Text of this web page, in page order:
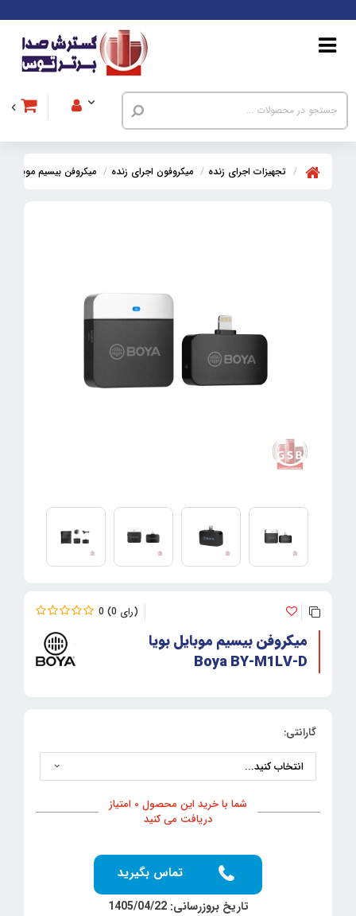
تجهیزات اجرای زنده میکروفون اجرای زنده میکروفن بیسیم موبایل
0 0
میکروفن بیسیم موبایل بویا
Boya BY-M1LV-D
گارانتی:
شما با خرید این محصول 0 امتیاز
دریافت می کنید
تماس بگیرید
تاریخ بروزرسانی: 1405/04/22